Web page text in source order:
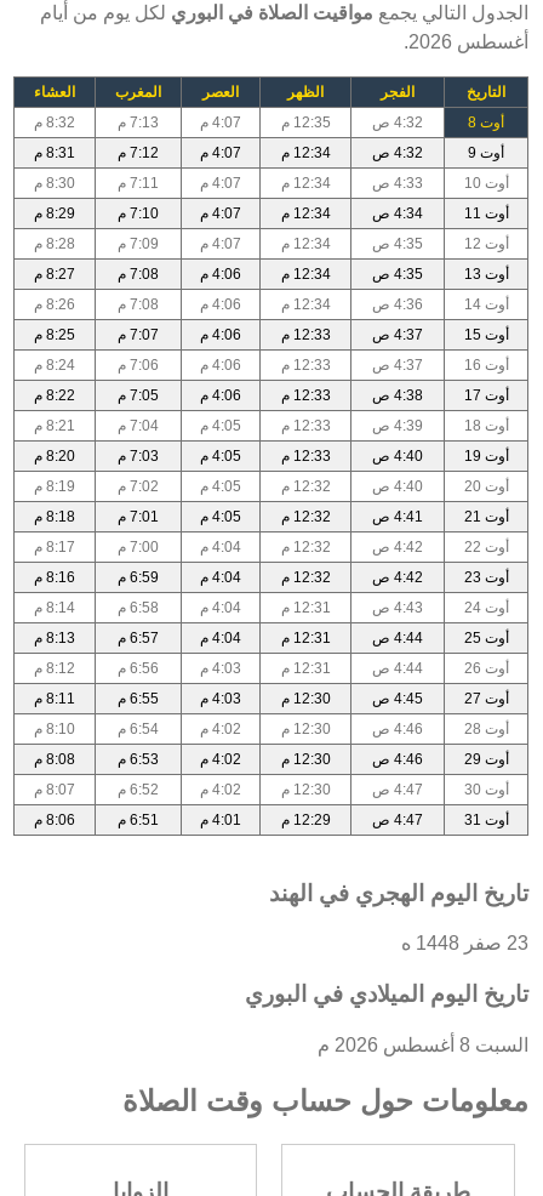
الجدول التالي يجمع مواقيت الصلاة في البوري لكل يوم من أيام
أغسطس 2026.
التاريخ الفجر الظهر العصر المغرب
العشاء
أوت 8
4:32 ص 12:35 م 4:07 م 7:13 م
8:32 م
أوت 9
4:32 ص 12:34 م 4:07 م 7:12 م
8:31 م
أوت 10
4:33 ص 12:34 م 4:07 م 7:11 م
8:30 م
أوت 11
4:34 ص 12:34 م 4:07 م 7:10 م
8:29 م
أوت 12
4:35 ص 12:34 م 4:07 م 7:09 م
8:28 م
أوت 13
4:35 ص 12:34 م 4:06 م 7:08 م
8:27 م
أوت 14
4:36 ص 12:34 م 4:06 م 7:08 م
8:26 م
أوت 15
4:37 ص 12:33 م 4:06 م 7:07 م
8:25 م
أوت 16
4:37 ص 12:33 م 4:06 م 7:06 م
8:24 م
أوت 17
4:38 ص 12:33 م 4:06 م 7:05 م
8:22 م
أوت 18
4:39 ص 12:33 م 4:05 م 7:04 م
8:21 م
أوت 19
4:40 ص 12:33 م 4:05 م 7:03 م
8:20 م
أوت 20
4:40 ص 12:32 م 4:05 م 7:02 م
8:19 م
أوت 21
4:41 ص 12:32 م 4:05 م 7:01 م
8:18 م
أوت 22
4:42 ص 12:32 م 4:04 م 7:00 م
8:17 م
أوت 23
4:42 ص 12:32 م 4:04 م 6:59 م
8:16 م
أوت 24
4:43 ص 12:31 م 4:04 م 6:58 م
8:14 م
أوت 25
4:44 ص 12:31 م 4:04 م 6:57 م
8:13 م
أوت 26
4:44 ص 12:31 م 4:03 م 6:56 م
8:12 م
أوت 27
4:45 ص 12:30 م 4:03 م 6:55 م
8:11 م
أوت 28
4:46 ص 12:30 م 4:02 م 6:54 م
8:10 م
أوت 29
4:46 ص 12:30 م 4:02 م 6:53 م
8:08 م
أوت 30
4:47 ص 12:30 م 4:02 م 6:52 م
8:07 م
أوت 31
4:47 ص 12:29 م 4:01 م 6:51 م 8:06 م
تاريخ اليوم الهجري في الهند
23 صفر 1448 ه
تاريخ اليوم الميلادي في البوري
السبت 8 أغسطس 2026 م
معلومات حول حساب وقت الصلاة